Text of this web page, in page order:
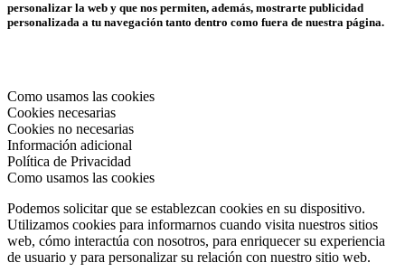
personalizar la web y que nos permiten, además, mostrarte publicidad
personalizada a tu navegación tanto dentro como fuera de nuestra página.
Como usamos las cookies
Cookies necesarias
Cookies no necesarias
Información adicional
Política de Privacidad
Como usamos las cookies
Podemos solicitar que se establezcan cookies en su dispositivo.
Utilizamos cookies para informarnos cuando visita nuestros sitios
web, cómo interactúa con nosotros, para enriquecer su experiencia
de usuario y para personalizar su relación con nuestro sitio web.